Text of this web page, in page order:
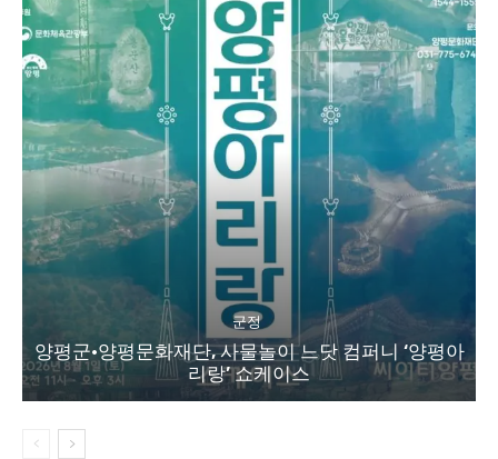
군정
양평군·양평문화재단, 사물놀이 느닷 컴퍼니 ‘양평아
리랑’ 쇼케이스